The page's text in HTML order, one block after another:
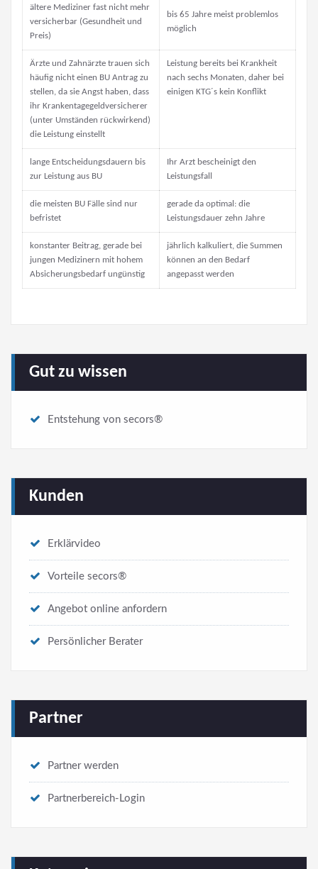
ältere Mediziner fast nicht mehr
versicherbar (Gesundheit und
Preis)
bis 65 Jahre meist problemlos
möglich
Ärzte und Zahnärzte trauen sich
häufig nicht einen BU Antrag zu
stellen, da sie Angst haben, dass
ihr Krankentagegeldversicherer
(unter Umständen rückwirkend)
die Leistung einstellt
Leistung bereits bei Krankheit
nach sechs Monaten, daher bei
einigen KTG´s kein Konflikt
lange Entscheidungsdauern bis
zur Leistung aus BU
Ihr Arzt bescheinigt den
Leistungsfall
die meisten BU Fälle sind nur
befristet
gerade da optimal: die
Leistungsdauer zehn Jahre
konstanter Beitrag, gerade bei
jungen Medizinern mit hohem
Absicherungsbedarf ungünstig
jährlich kalkuliert, die Summen
können an den Bedarf
angepasst werden
Gut zu wissen
Entstehung von secors®
Kunden
Erklärvideo
Vorteile secors®
Angebot online anfordern
Persönlicher Berater
Partner
Partner werden
Partnerbereich-Login